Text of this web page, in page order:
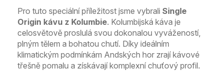
Pro tuto speciální příležitost jsme vybrali Single
Origin kávu z Kolumbie. Kolumbijská káva je
celosvětově proslulá svou dokonalou vyvážeností,
plným tělem a bohatou chutí. Díky ideálním
klimatickým podmínkám Andských hor zrají kávové
třešně pomalu a získávají komplexní chuťový profil.